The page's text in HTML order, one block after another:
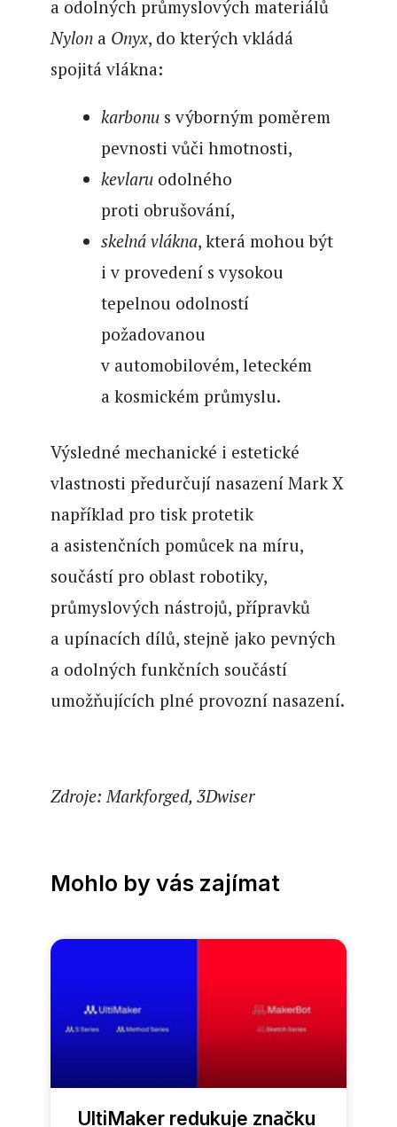
a odolných průmyslových materiálů
Nylona Onyx, do kterých vkládá
spojitá vlákna:
karbonus výborným poměrem
pevnosti vůči hmotnosti,
kevlaruodolného
proti obrušování,
skelná vlákna, která mohou být
i v provedení s vysokou
tepelnou odolností
požadovanou
v automobilovém, leteckém
a kosmickém průmyslu.
Výsledné mechanické i estetické
vlastnosti předurčují nasazení Mark X
například pro tisk protetik
a asistenčních pomůcek na míru,
součástí pro oblast robotiky,
průmyslových nástrojů, přípravků
a upínacích dílů, stejně jako pevných
a odolných funkčních součástí
umožňujících plné provozní nasazení.
Zdroje: Markforged, 3Dwiser
Mohlo by vás zajímat
UltiMaker redukuje značku